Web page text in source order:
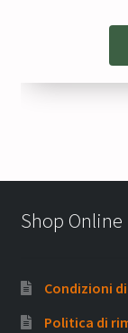
Shop Online
Condizioni
Politica di